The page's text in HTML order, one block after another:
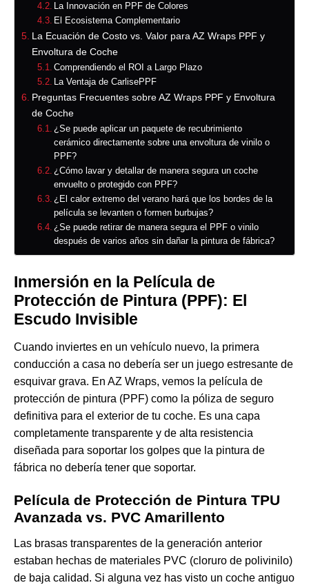
La Innovación en PPF de Colores
El Ecosistema Complementario
La Ecuación de Costo vs. Valor para AZ Wraps PPF y
Envoltura de Coche
Comprendiendo el ROI a Largo Plazo
La Ventaja de CarlisePPF
Preguntas Frecuentes sobre AZ Wraps PPF y Envoltura
de Coche
¿Se puede aplicar un paquete de recubrimiento
cerámico directamente sobre una envoltura de vinilo o
PPF?
¿Cómo lavar y detallar de manera segura un coche
envuelto o protegido con PPF?
¿El calor extremo del verano hará que los bordes de la
película se levanten o formen burbujas?
¿Se puede retirar de manera segura el PPF o vinilo
después de varios años sin dañar la pintura de fábrica?
Inmersión en la Película de
Protección de Pintura (PPF): El
Escudo Invisible
Cuando inviertes en un vehículo nuevo, la primera
conducción a casa no debería ser un juego estresante de
esquivar grava. En AZ Wraps, vemos la película de
protección de pintura (PPF) como la póliza de seguro
definitiva para el exterior de tu coche. Es una capa
completamente transparente y de alta resistencia
diseñada para soportar los golpes que la pintura de
fábrica no debería tener que soportar.
Película de Protección de Pintura TPU
Avanzada vs. PVC Amarillento
Las brasas transparentes de la generación anterior
estaban hechas de materiales PVC (cloruro de polivinilo)
de baja calidad. Si alguna vez has visto un coche antiguo